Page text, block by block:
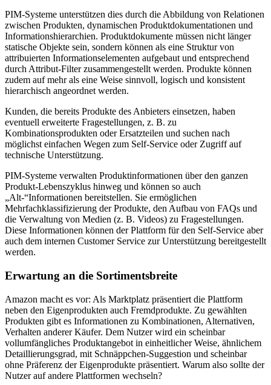
PIM-Systeme unterstützen dies durch die Abbildung von Relationen
zwischen Produkten, dynamischen Produktdokumentationen und
Informationshierarchien. Produktdokumente müssen nicht länger
statische Objekte sein, sondern können als eine Struktur von
attribuierten Informationselementen aufgebaut und entsprechend
durch Attribut-Filter zusammengestellt werden. Produkte können
zudem auf mehr als eine Weise sinnvoll, logisch und konsistent
hierarchisch angeordnet werden.
Kunden, die bereits Produkte des Anbieters einsetzen, haben
eventuell erweiterte Fragestellungen, z. B. zu
Kombinationsprodukten oder Ersatzteilen und suchen nach
möglichst einfachen Wegen zum Self-Service oder Zugriff auf
technische Unterstützung.
PIM-Systeme verwalten Produktinformationen über den ganzen
Produkt-Lebenszyklus hinweg und können so auch
„Alt-“Informationen bereitstellen. Sie ermöglichen
Mehrfachklassifizierung der Produkte, den Aufbau von FAQs und
die Verwaltung von Medien (z. B. Videos) zu Fragestellungen.
Diese Informationen können der Plattform für den Self-Service aber
auch dem internen Customer Service zur Unterstützung bereitgestellt
werden.
Erwartung an die Sortimentsbreite
Amazon macht es vor: Als Marktplatz präsentiert die Plattform
neben den Eigenprodukten auch Fremdprodukte. Zu gewählten
Produkten gibt es Informationen zu Kombinationen, Alternativen,
Verhalten anderer Käufer. Dem Nutzer wird ein scheinbar
vollumfängliches Produktangebot in einheitlicher Weise, ähnlichem
Detaillierungsgrad, mit Schnäppchen-Suggestion und scheinbar
ohne Präferenz der Eigenprodukte präsentiert. Warum also sollte der
Nutzer auf andere Plattformen wechseln?